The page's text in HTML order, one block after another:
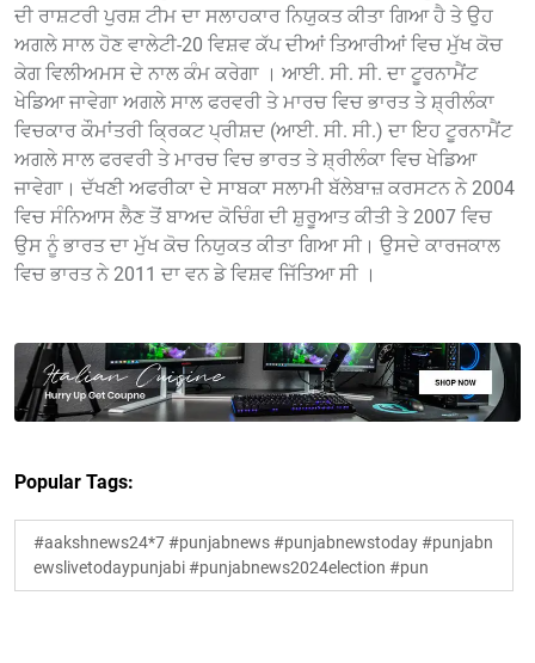
ਦੀ ਰਾਸ਼ਟਰੀ ਪੁਰਸ਼ ਟੀਮ ਦਾ ਸਲਾਹਕਾਰ ਨਿਯੁਕਤ ਕੀਤਾ ਗਿਆ ਹੈ ਤੇ ਉਹ
ਅਗਲੇ ਸਾਲ ਹੋਣ ਵਾਲੇਟੀ-20 ਵਿਸ਼ਵ ਕੱਪ ਦੀਆਂ ਤਿਆਰੀਆਂ ਵਿਚ ਮੁੱਖ ਕੋਚ
ਕੇਗ ਵਿਲੀਅਮਸ ਦੇ ਨਾਲ ਕੰਮ ਕਰੇਗਾ । ਆਈ. ਸੀ. ਸੀ. ਦਾ ਟੂਰਨਾਮੈਂਟ
ਖੇਡਿਆ ਜਾਵੇਗਾ ਅਗਲੇ ਸਾਲ ਫਰਵਰੀ ਤੇ ਮਾਰਚ ਵਿਚ ਭਾਰਤ ਤੇ ਸ਼੍ਰੀਲੰਕਾ
ਵਿਚਕਾਰ ਕੌਮਾਂਤਰੀ ਕ੍ਰਿਕਟ ਪ੍ਰੀਸ਼ਦ (ਆਈ. ਸੀ. ਸੀ.) ਦਾ ਇਹ ਟੂਰਨਾਮੈਂਟ
ਅਗਲੇ ਸਾਲ ਫਰਵਰੀ ਤੇ ਮਾਰਚ ਵਿਚ ਭਾਰਤ ਤੇ ਸ਼੍ਰੀਲੰਕਾ ਵਿਚ ਖੇਡਿਆ
ਜਾਵੇਗਾ। ਦੱਖਣੀ ਅਫਰੀਕਾ ਦੇ ਸਾਬਕਾ ਸਲਾਮੀ ਬੱਲੇਬਾਜ਼ ਕਰਸਟਨ ਨੇ 2004
ਵਿਚ ਸੰਨਿਆਸ ਲੈਣ ਤੋਂ ਬਾਅਦ ਕੋਚਿੰਗ ਦੀ ਸ਼ੁਰੂਆਤ ਕੀਤੀ ਤੇ 2007 ਵਿਚ
ਉਸ ਨੂੰ ਭਾਰਤ ਦਾ ਮੁੱਖ ਕੋਚ ਨਿਯੁਕਤ ਕੀਤਾ ਗਿਆ ਸੀ। ਉਸਦੇ ਕਾਰਜਕਾਲ
ਵਿਚ ਭਾਰਤ ਨੇ 2011 ਦਾ ਵਨ ਡੇ ਵਿਸ਼ਵ ਜਿੱਤਿਆ ਸੀ ।
Popular Tags:
#aakshnews24*7 #punjabnews #punjabnewstoday #punjabn
ewslivetodaypunjabi #punjabnews2024election #pun